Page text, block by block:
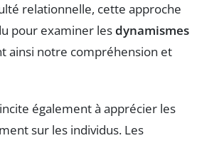
relationnelle, cette approche
pour examiner lesdynamismes
ainsi notre compréhension et
également à apprécier les
sur les individus. Les